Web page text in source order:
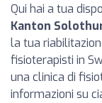
Qui hai a tua
Kanton
la tua
fisioterapisti in
una clinica di
informazioni su